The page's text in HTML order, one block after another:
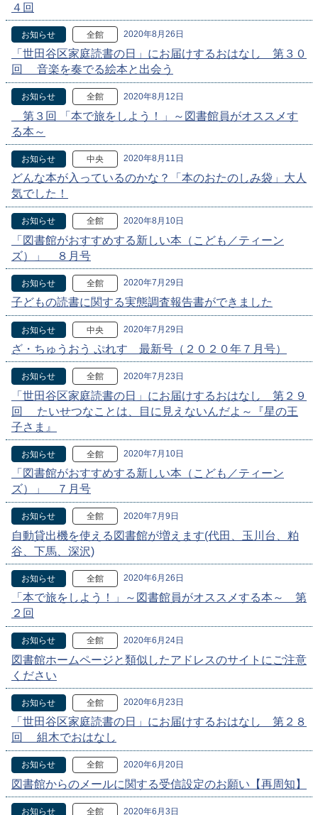
４回
お知らせ 全館 2020年8月26日
「世田谷区家庭読書の日」にお届けするおはなし 第３０
回 音楽を奏でる絵本と出会う
お知らせ 全館 2020年8月12日
第３回 「本で旅をしよう！」～図書館員がオススメす
る本～
お知らせ 中央 2020年8月11日
どんな本が入っているのかな？「本のおたのしみ袋」大人
気でした！
お知らせ 全館 2020年8月10日
「図書館がおすすめする新しい本（こども／ティーン
ズ）」 ８月号
お知らせ 全館 2020年7月29日
子どもの読書に関する実態調査報告書ができました
お知らせ 中央 2020年7月29日
ざ・ちゅうおう ぷれす 最新号（２０２０年７月号）
お知らせ 全館 2020年7月23日
「世田谷区家庭読書の日」にお届けするおはなし 第２９
回 たいせつなことは、目に見えないんだよ～『星の王
子さま』
お知らせ 全館 2020年7月10日
「図書館がおすすめする新しい本（こども／ティーン
ズ）」 ７月号
お知らせ 全館 2020年7月9日
自動貸出機を使える図書館が増えます(代田、玉川台、粕
谷、下馬、深沢)
お知らせ 全館 2020年6月26日
「本で旅をしよう！」～図書館員がオススメする本～ 第
２回
お知らせ 全館 2020年6月24日
図書館ホームページと類似したアドレスのサイトにご注意
ください
お知らせ 全館 2020年6月23日
「世田谷区家庭読書の日」にお届けするおはなし 第２８
回 組木でおはなし
お知らせ 全館 2020年6月20日
図書館からのメールに関する受信設定のお願い【再周知】
お知らせ 全館 2020年6月3日